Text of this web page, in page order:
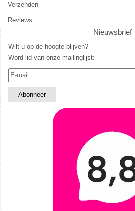
Verzenden
Reviews
Nieuwsbrief
Wilt u op de hoogte blijven?
Word lid van onze mailinglijst: